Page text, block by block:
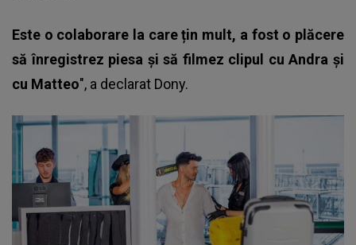
Este o colaborare la care țin mult, a fost o plăcere
să înregistrez piesa și să filmez clipul cu Andra și
cu Matteo", a declarat Dony.